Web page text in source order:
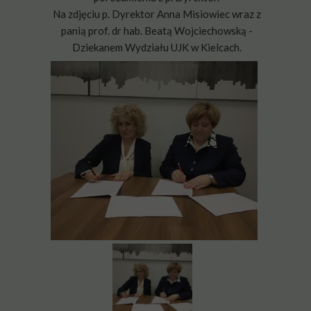
Na zdjęciu p. Dyrektor Anna Misiowiec wraz z
panią prof. dr hab. Beatą Wojciechowską -
Dziekanem Wydziału UJK w Kielcach.